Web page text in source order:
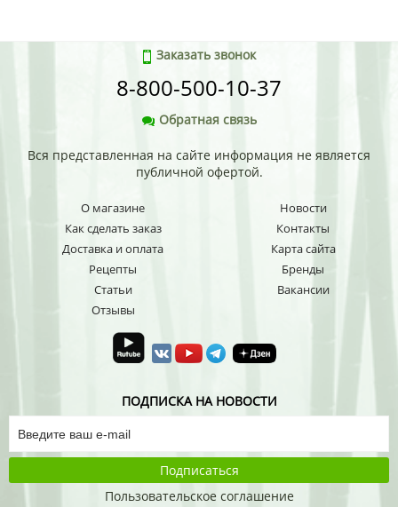
Заказать звонок
8-800-500-10-37
Обратная связь
Вся представленная на сайте информация не является
публичной офертой.
О магазине
Как сделать заказ
Доставка и оплата
Рецепты
Статьи
Отзывы
Новости
Контакты
Карта сайта
Бренды
Вакансии
ПОДПИСКА НА НОВОСТИ
Подписаться
Пользовательское соглашение